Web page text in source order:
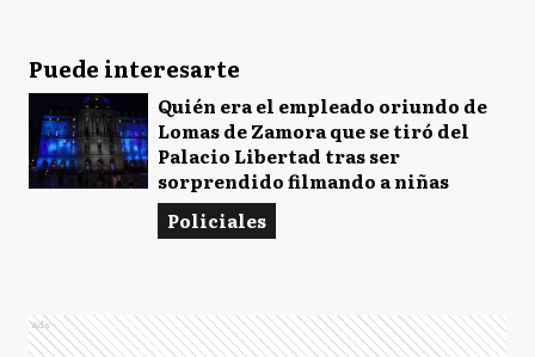
Puede interesarte
Quién era el empleado oriundo de
Lomas de Zamora que se tiró del
Palacio Libertad tras ser
sorprendido filmando a niñas
Policiales
Ads